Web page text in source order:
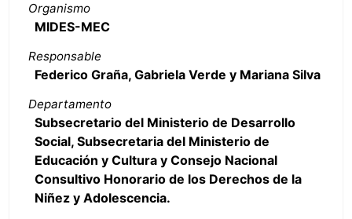
Organismo
MIDES-MEC
Responsable
Federico Graña, Gabriela Verde y Mariana Silva
Departamento
Subsecretario del Ministerio de Desarrollo
Social, Subsecretaria del Ministerio de
Educación y Cultura y Consejo Nacional
Consultivo Honorario de los Derechos de la
Niñez y Adolescencia.